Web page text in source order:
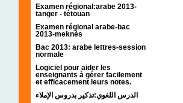
Examen régional:arabe 2013-
tanger - tétouan
Examen régional arabe-bac
2013-meknès
Bac 2013: arabe lettres-session
normale
Logiciel pour aider les
enseignants à gérer facilement
et efficacement leurs notes.
الدرس اللغوي:تذكير بدروس الإملاء